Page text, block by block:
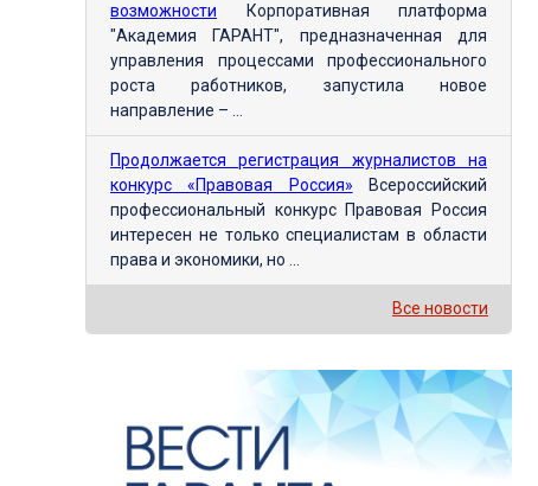
возможности Корпоративная платформа
"Академия ГАРАНТ", предназначенная для
управления процессами профессионального
роста работников, запустила новое
направление – ...
Продолжается регистрация журналистов на
конкурс «Правовая Россия» Всероссийский
профессиональный конкурс Правовая Россия
интересен не только специалистам в области
права и экономики, но ...
Все новости